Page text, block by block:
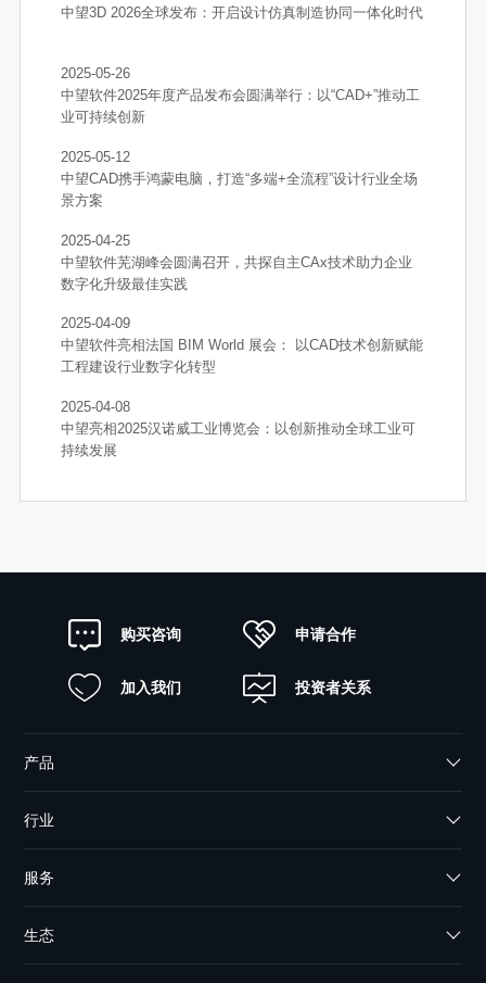
中望3D 2026全球发布：开启设计仿真制造协同一体化时代
2025-05-26
中望软件2025年度产品发布会圆满举行：以“CAD+”推动工
业可持续创新
2025-05-12
中望CAD携手鸿蒙电脑，打造“多端+全流程”设计行业全场
景方案
2025-04-25
中望软件芜湖峰会圆满召开，共探自主CAx技术助力企业
数字化升级最佳实践
2025-04-09
中望软件亮相法国 BIM World 展会： 以CAD技术创新赋能
工程建设行业数字化转型
2025-04-08
中望亮相2025汉诺威工业博览会：以创新推动全球工业可
持续发展
购买咨询 申请合作
加入我们 投资者关系
产品
行业
服务
生态